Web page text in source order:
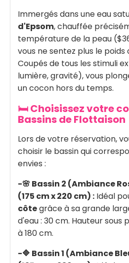
Immergés dans une eau
d'Epsom, chauffée
température de la peau
vous ne sentez plus le
Coupés de tous les stimuli
lumière, gravité), vous
un cocon hors du temps.
🛏️ Choisissez votre
Bassins de Flottaison
Lors de votre réservation,
choisir le bassin qui
envies :
-🌸 Bassin 2 (Ambiance
(175 cm x 220 cm) : Idéal
côtegrâce à sa grande
d'eau : 30 cm. Hauteur sous
à 180 cm.
-🔷 Bassin 1 (Ambiance